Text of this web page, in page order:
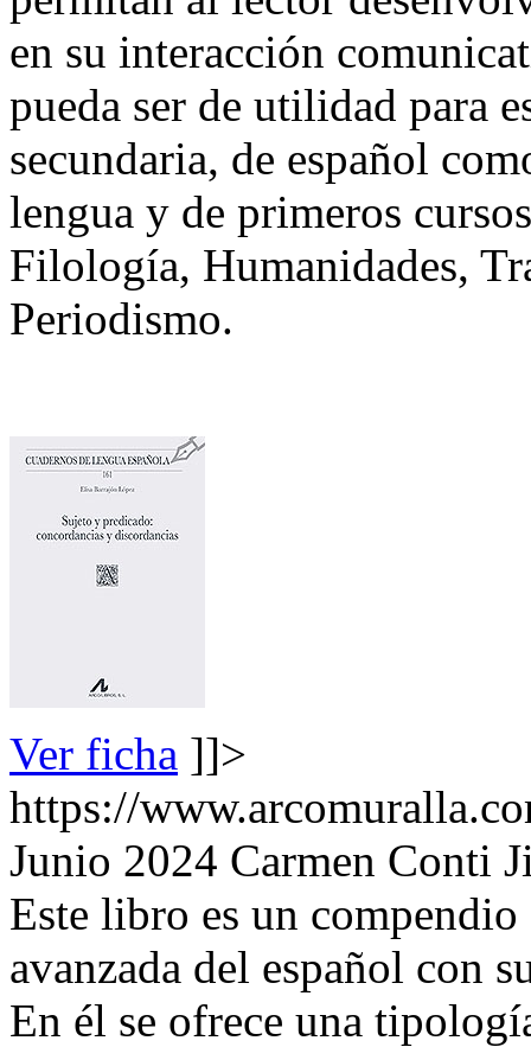
en su interacción
pueda ser de utilidad para
secundaria, de español
lengua y de primeros
Filología, Humanidades,
Periodismo.
Ver ficha ]]>
https://
Junio 2024 Carmen Conti
Este libro es un
avanzada del español con
En él se ofrece una